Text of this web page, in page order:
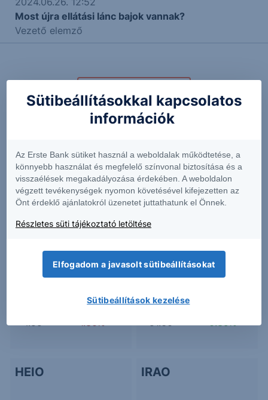
Most újra ellátási lánc bajok vannak?
Vezető elemző
AGR AIRF
HEIO IRAO
Sütibeállításokkal kapcsolatos
információk
Az Erste Bank sütiket használ a weboldalak működtetése, a
könnyebb használat és megfelelő színvonal biztosítása és a
visszaélések megakadályozása érdekében. A weboldalon
végzett tevékenységek nyomon követésével kifejezetten az
Önt érdeklő ajánlatokról üzenetet juttathatunk el Önnek.
Részletes süti tájékoztató letöltése
Elfogadom a javasolt sütibeállításokat
Sütibeállítások kezelése